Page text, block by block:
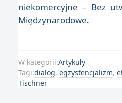
niekomercyjne – Bez
Międzynarodowe.
W kategorii:Artykuły
Tagi:dialog, egzystencjalizm,
Tischner